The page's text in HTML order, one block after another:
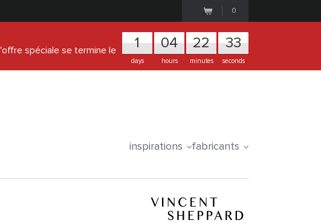
0
l'offre spéciale se termine le 1
days
04
hours
22
minutes
32
seconds
inspirations fabricants